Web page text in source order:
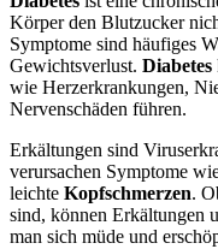
Körper den Blutzucker
Symptome sind häufiges
Gewichtsverlust. Diabetes
wie Herzerkrankungen,
Nervenschäden führen.
Erkältungen sind
verursachen Symptome
leichte Kopfschmerzen.
sind, können Erkältungen
man sich müde und